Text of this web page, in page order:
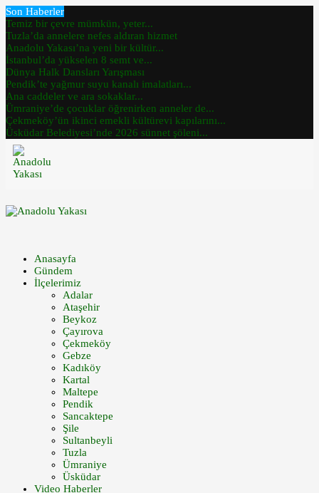
Son Haberler
Temiz bir çevre mümkün, yeter...
Tuzla’da annelere nefes aldıran hizmet
Anadolu Yakası’na yeni bir kültür...
İstanbul’da yükselen 8 semt ve...
Dünya Halk Dansları Yarışması
Pendik’te yağmur suyu kanalı imalatları...
Ana caddeler ve ara sokaklar...
Ümraniye’de çocuklar öğrenirken anneler de...
Çekmeköy’ün ikinci emekli kültürevi kapılarını...
Üsküdar Belediyesi’nde 2026 sünnet şöleni...
Anasayfa
Gündem
İlçelerimiz
Adalar
Ataşehir
Beykoz
Çayırova
Çekmeköy
Gebze
Kadıköy
Kartal
Maltepe
Pendik
Sancaktepe
Şile
Sultanbeyli
Tuzla
Ümraniye
Üsküdar
Video Haberler